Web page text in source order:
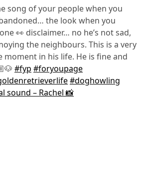
song of your people when you
the look when you
👀 disclaimer… no he’s not sad,
the neighbours. This is a very
moment in his life. He is fine and
#fyp #foryoupage
#doghowling
sound – Rachel 📸